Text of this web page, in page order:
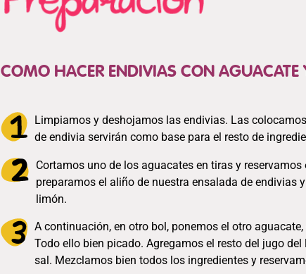
COMO HACER ENDIVIAS CON AGUACATE
Limpiamos y deshojamos las endivias. Las
de endivia servirán como base para el resto de
Cortamos uno de los aguacates en tiras y
preparamos el aliño de nuestra ensalada de endivias
limón.
A continuación, en otro bol, ponemos el otro
Todo ello bien picado. Agregamos el resto del jugo
sal. Mezclamos bien todos los ingredientes y